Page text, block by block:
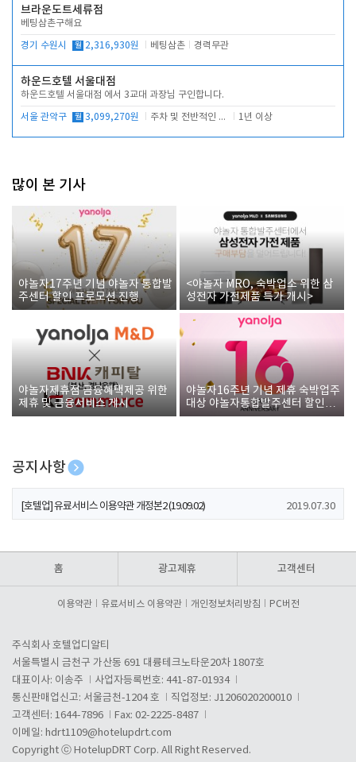
브라운도트세류점
베팅삼촌구해요
경기 수원시 월 2,316,930원 베팅삼촌 경력무관
하운드호텔 서울대점
하운드호텔 서울대점 에서 3교대 과장님 구인합니다.
서울 관악구 월 3,099,270원 주차 및 전반적인 당번업무 1년 이상
많이 본 기사
야놀자17주년 기념 야놀자 통합발
주센터 할인 프로모션 진행
<야놀자 MRO, 숙박업소 위한 삼
성전자 가전제품 특가 개시>
야놀자제휴점 금융혜택제공 위한
제휴 및 금융서비스 게시
야놀자16주년 기념 제휴 숙박업주
대상 야놀자통합발주센터 할인쿠
폰 증정
공지사항
[호텔업] 개인정보 처리방침 개정본1 (19.09.02)
[호텔업] 유료서비스 이용약관 개정본2 (19.09.02) 2019.07.30
홈 광고제휴 고객센터
이용약관 유료서비스 이용약관 개인정보처리방침 PC버전
주식회사 호텔업디알티
서울특별시 금천구 가산동 691 대륭테크노타운20차 1807호
대표이사: 이송주
사업자등록번호: 441-87-01934
통신판매업신고: 서울금천-1204 호
직업정보: J1206020200010
고객센터: 1644-7896
Fax: 02-2225-8487
이메일: hdrt1109@hotelupdrt.com
Copyright ⓒ HotelupDRT Corp. All Right Reserved.